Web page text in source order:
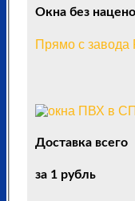
Окна без
Прямо с завода
Доставка всего
за 1 рубль